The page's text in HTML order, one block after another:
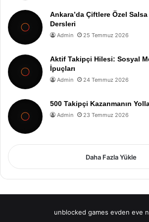
Ankara’da Çiftlere Özel
Dersleri
Admin 25 Temmuz 2026
Aktif Takipçi Hilesi: Sosyal
İpuçları
Admin 24 Temmuz 2026
500 Takipçi Kazanmanın
Admin 23 Temmuz 2026
Daha Fazla Yükle
unblocked games evden eve